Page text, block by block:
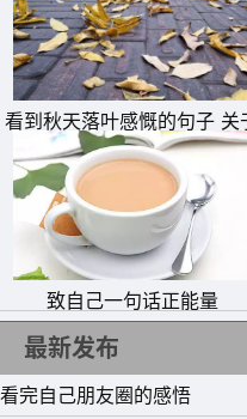
11、每个人的抽屉里，都
信。每个人的心中，都有
12、也许是前世的因，也
增一段无果的苦难，待世
这段情缘。
13、不懂当时为什么不挽
会更美好。
看到秋天落叶感慨的句子 关
落叶的朋友圈说说文案
致自己一句话正能量
最新发布
看完自己朋友圈的感悟